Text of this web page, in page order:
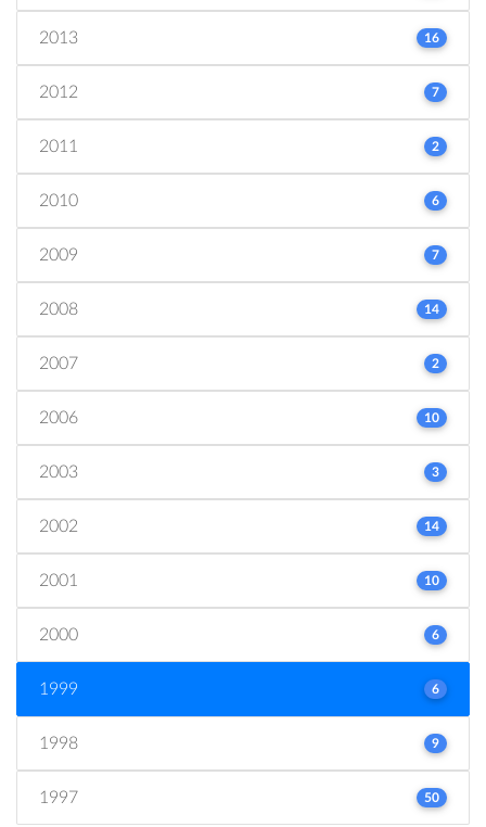
2013 16
2012 7
2011 2
2010 6
2009 7
2008 14
2007 2
2006 10
2003 3
2002 14
2001 10
2000 6
1999 6
1998 9
1997 50